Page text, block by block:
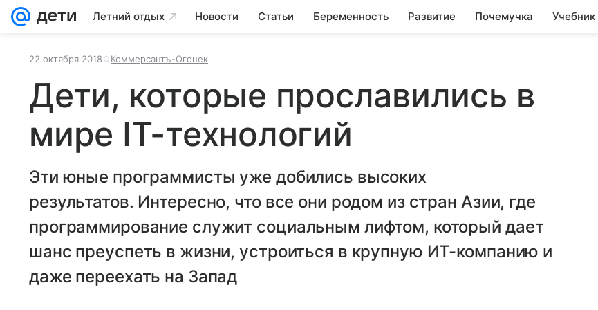
Летний отдых Новости Статьи Беременность Развитие Почемучка Учебник
22 октября 2018 Коммерсантъ-Огонек
Дети, которые прославились в
мире IT-технологий
Эти юные программисты уже добились высоких
результатов. Интересно, что все они родом из стран Азии, где
программирование служит социальным лифтом, который дает
шанс преуспеть в жизни, устроиться в крупную ИТ-компанию и
даже переехать на Запад